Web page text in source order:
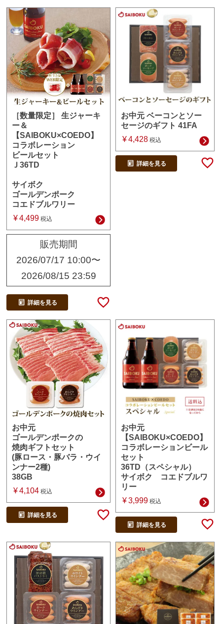
［数量限定］ 生ジャーキ
ー＆
【SAIBOKU×COEDO】
コラボレーション
ビールセット
Ｊ36TD
サイボク
ゴールデンポーク
コエドブルワリー
¥ 4,499 税込
販売期間
2026/07/17 10:00〜
2026/08/15 23:59
詳細を見る
お中元 ベーコンとソー
セージのギフト 41FA
¥4,428 税込
詳細を見る
お中元
ゴールデンポークの
焼肉ギフトセット
(豚ロース・豚バラ・ウイ
ンナー2種)
38GB
¥ 4,104 税込
詳細を見る
お中元
【SAIBOKU×COEDO】
コラボレーションビール
セット
36TD（スペシャル）
サイボク コエドブルワ
リー
¥3,999 税込
詳細を見る